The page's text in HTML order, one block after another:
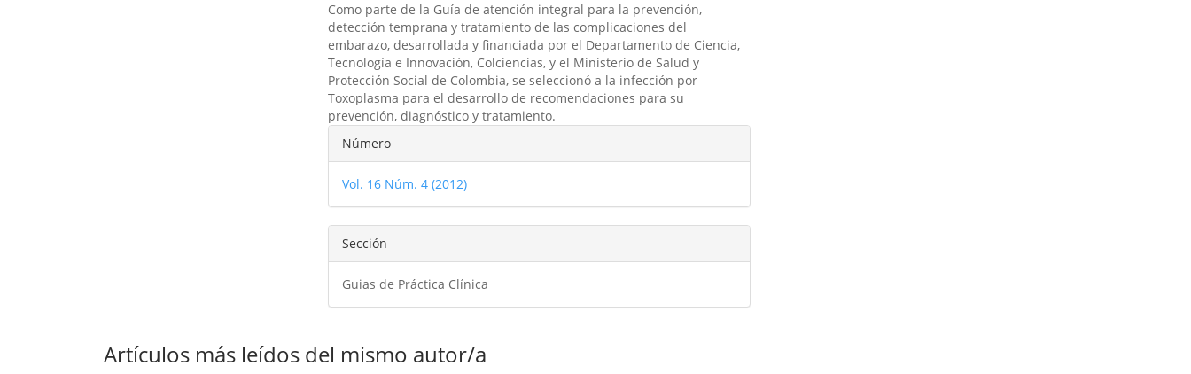
Como parte de la Guía de atención integral para la prevención,
detección temprana y tratamiento de las complicaciones del
embarazo, desarrollada y financiada por el Departamento de Ciencia,
Tecnología e Innovación, Colciencias, y el Ministerio de Salud y
Protección Social de Colombia, se seleccionó a la infección por
Toxoplasma para el desarrollo de recomendaciones para su
prevención, diagnóstico y tratamiento.
Detalles
del
artículo
Número
Vol. 16 Núm. 4 (2012)
Sección
Guias de Práctica Clínica
Artículos más leídos del mismo autor/a